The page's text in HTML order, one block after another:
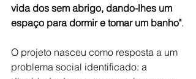
vida dos sem abrigo, dando-lhes um
espaço para dormir e tomar um banho".
O projeto nasceu como resposta a um
problema social identificado: a